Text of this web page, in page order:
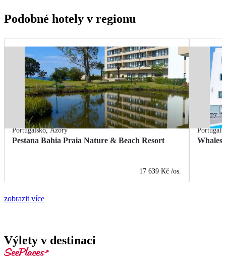
Podobné hotely v regionu
Portugalsko,Azory
Pestana Bahia Praia Nature & Beach Resort
17 639 Kč /os.
Whales
zobrazit více
Výlety v destinaci